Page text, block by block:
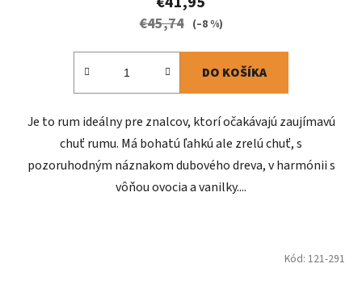
€45,74 (–8 %)
DO KOŠÍKA
Je to rum ideálny pre znalcov, ktorí očakávajú zaujímavú
chuť rumu. Má bohatú ľahkú ale zrelú chuť, s
pozoruhodným náznakom dubového dreva, v harmónii s
vôňou ovocia a vanilky....
Kód: 121-291